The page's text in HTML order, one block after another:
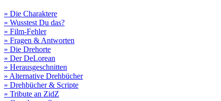
» Die Charaktere
» Wusstest Du das?
» Film-Fehler
» Fragen & Antworten
» Die Drehorte
» Der DeLorean
» Herausgeschnitten
» Alternative Drehbücher
» Drehbücher & Scripte
» Tribute an ZidZ